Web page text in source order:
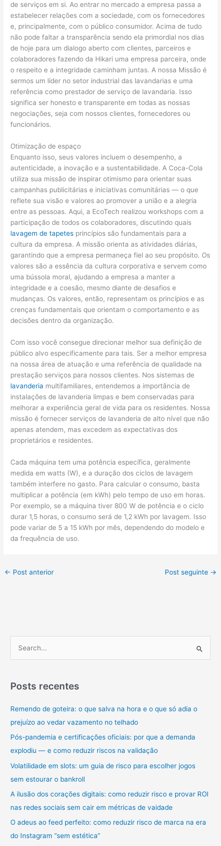
de serviços em si. Ao entrar no mercado a empresa passa a
estabelecer relações com a sociedade, com os fornecedores
e, principalmente, com o público consumidor. Acima de tudo
não pode faltar a transparência sendo ela primordial nos dias
de hoje para um dialogo aberto com clientes, parceiros e
colaboradores fazendo da Hikari uma empresa parceira, onde
o respeito e a integridade caminham juntas. A nossa Missão é
sermos um líder no setor industrial das lavandarias e uma
referência como prestador de serviço de lavandaria. Isso
significa ser honesto e transparente em todas as nossas
negociações, seja com nossos clientes, fornecedores ou
funcionários.
Otimização de espaço
Enquanto isso, seus valores incluem o desempenho, a
autenticidade, a inovação e a sustentabilidade. A Coca-Cola
utiliza sua missão de inspirar otimismo para orientar suas
campanhas publicitárias e iniciativas comunitárias — o que
reflete sua visão e valores ao promover a união e a alegria
entre as pessoas. Aqui, a EcoTech realizou workshops com a
participação de todos os colaboradores, discutindo quais
lavagem de tapetes princípios são fundamentais para a
cultura da empresa. A missão orienta as atividades diárias,
garantindo que a empresa permaneça fiel ao seu propósito. Os
valores são a essência da cultura corporativa e servem como
uma bússola moral, ajudando a empresa a manter a
integridade e a coesão, mesmo diante de desafios e
mudanças. Os valores, então, representam os princípios e as
crenças fundamentais que orientam o comportamento e as
decisões dentro da organização.
Com isso você consegue direcionar melhor sua definição de
público alvo especificamente para tais. Ser a melhor empresa
na nossa área de atuação e uma referência de qualidade na
prestação serviços para nossos clientes. Nos sistemas de
lavanderia multifamiliares, entendemos a importância de
instalações de lavanderia limpas e bem conservadas para
melhorar a experiência geral de vida para os residentes. Nossa
missão é fornecer serviços de lavanderia de alto nível que não
apenas atendem, mas excedem as expectativas dos
proprietários e residentes.
Cada máquina tem uma potência específica, geralmente
medida em watts (W), e a duração dos ciclos de lavagem
também interfere no gasto. Para calcular o consumo, basta
multiplicar a potência (em kWh) pelo tempo de uso em horas.
Por exemplo, se a máquina tiver 800 W de potência e o ciclo
durar 1,5 horas, o consumo será de 1,2 kWh por lavagem. Isso
pode variar de 5 a 15 kWh por mês, dependendo do modelo e
da frequência de uso.
← Post anterior Post seguinte →
q
i
s
a
r
p
o
Posts recentes
Remendo de goteira: o que salva na hora e o que só adia o
prejuízo ao vedar vazamento no telhado
Pós-pandemia e certificações oficiais: por que a demanda
explodiu — e como reduzir riscos na validação
Volatilidade em slots: um guia de risco para escolher jogos
sem estourar o bankroll
A ilusão dos corações digitais: como reduzir risco e provar ROI
nas redes sociais sem cair em métricas de vaidade
O adeus ao feed perfeito: como reduzir risco de marca na era
do Instagram “sem estética”